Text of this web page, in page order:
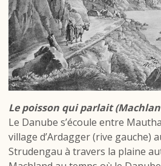
Le poisson qui parlait
Le Danube s’écoule entre
village d’Ardagger (rive gauche)
Strudengau à travers la plaine